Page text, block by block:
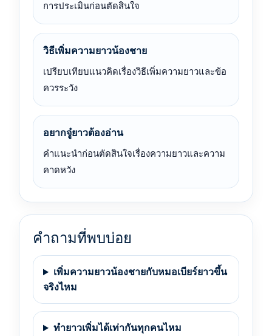
การประเมินก่อนตัดสินใจ
วิธีเพิ่มความยาวน้องชาย
เปรียบเทียบแนวคิดเรื่องวิธีเพิ่มความยาวและข้อ
ควรระวัง
อยากจู๋ยาวต้องอ่าน
คำแนะนำก่อนตัดสินใจเรื่องความยาวและความ
คาดหวัง
คำถามที่พบบ่อย
เพิ่มความยาวน้องชายกับหมอเบียร์ยาวขึ้น
จริงไหม
ทำยาวเพิ่มได้เท่ากันทุกคนไหม